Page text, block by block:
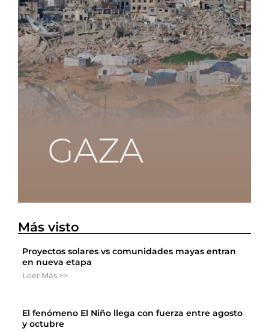
Más visto
Proyectos solares vs comunidades mayas entran
en nueva etapa
Leer Más >>
El fenómeno El Niño llega con fuerza entre agosto
y octubre